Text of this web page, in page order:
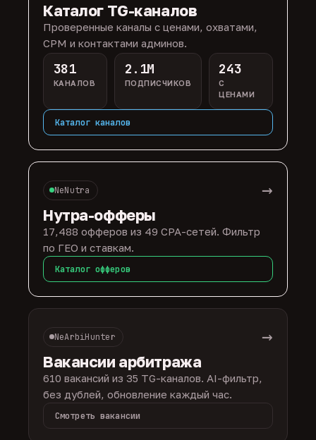
Каталог TG-каналов
Проверенные каналы с ценами, охватами,
CPM и контактами админов.
381
КАНАЛОВ
2.1M
ПОДПИСЧИКОВ
243
С
ЦЕНАМИ
Каталог каналов
NeNutra →
Нутра-офферы
17,488 офферов из 49 CPA-сетей. Фильтр
по ГЕО и ставкам.
Каталог офферов
NeArbiHunter →
Вакансии арбитража
610 вакансий из 35 TG-каналов. AI-фильтр,
без дублей, обновление каждый час.
Смотреть вакансии